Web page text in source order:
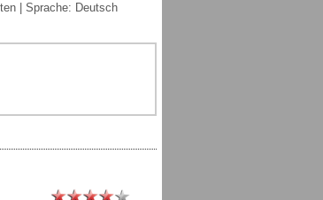
| Sprache: Deutsch